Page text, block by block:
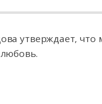
утверждает,